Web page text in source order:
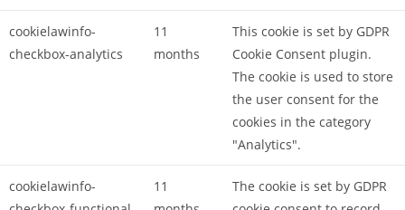
cookielawinfo-
checkbox-analytics
11
months
This cookie is set by GDPR
Cookie Consent plugin.
The cookie is used to store
the user consent for the
cookies in the category
"Analytics".
cookielawinfo-
11
The cookie is set by GDPR